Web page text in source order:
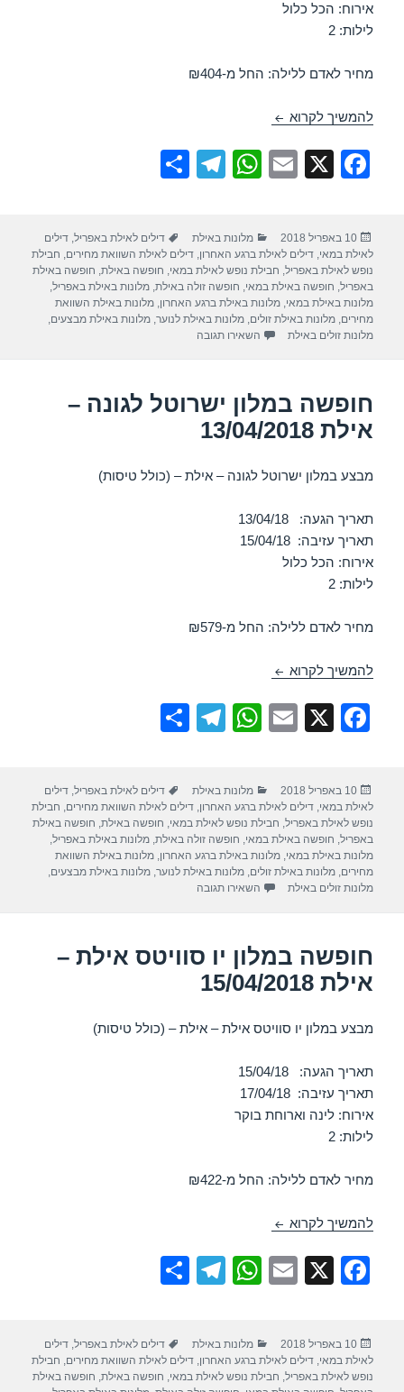
אירוח: הכל כלול
לילות: 2
מחיר לאדם ללילה: החל מ-₪404
להמשיך לקרוא חופשה במלון לאונרדו קלאב – אילת 15/04/2018
F
e
b
o
o
X
E
W
s
A
p
p
T
gr
a
m
e
פורסם
בתאריך
10 באפריל 2018 קטגוריות
מלונות באילת תגיות
דילים לאילת באפריל,דילים
לאילת במאי,דילים לאילת ברגע האחרון,דילים לאילת השוואת מחירים, חבילת
נופש לאילת באפריל, חבילת נופש לאילת במאי, חופשה באילת, חופשה באילת
באפריל, חופשה באילת במאי, חופשה זולה באילת,מלונות באילת באפריל,
מלונות באילת במאי,מלונות באילת ברגע האחרון,מלונות באילת השוואת
מחירים,מלונות באילת זולים,מלונות באילת לנוער,מלונות באילת מבצעים,
מלונות זולים באילת
השאירו תגובה
חופשה במלון ישרוטל לגונה –
אילת 13/04/2018
מבצע במלון ישרוטל לגונה – אילת – (כולל טיסות)
תאריך הגעה: 13/04/18
תאריך עזיבה: 15/04/18
אירוח: הכל כלול
לילות: 2
מחיר לאדם ללילה: החל מ-₪579
להמשיך לקרוא חופשה במלון ישרוטל לגונה – אילת 13/04/2018
F
e
b
o
o
X
E
W
s
A
p
p
T
gr
a
m
e
פורסם
בתאריך
10 באפריל 2018 קטגוריות
מלונות באילת תגיות
דילים לאילת באפריל,דילים
לאילת במאי,דילים לאילת ברגע האחרון,דילים לאילת השוואת מחירים, חבילת
נופש לאילת באפריל, חבילת נופש לאילת במאי, חופשה באילת, חופשה באילת
באפריל, חופשה באילת במאי, חופשה זולה באילת,מלונות באילת באפריל,
מלונות באילת במאי,מלונות באילת ברגע האחרון,מלונות באילת השוואת
מחירים,מלונות באילת זולים,מלונות באילת לנוער,מלונות באילת מבצעים,
מלונות זולים באילת
השאירו תגובה
חופשה במלון יו סוויטס אילת –
אילת 15/04/2018
מבצע במלון יו סוויטס אילת – אילת – (כולל טיסות)
תאריך הגעה: 15/04/18
תאריך עזיבה: 17/04/18
אירוח: לינה וארוחת בוקר
לילות: 2
מחיר לאדם ללילה: החל מ-₪422
להמשיך לקרוא חופשה במלון יו סוויטס אילת – אילת 15/04/2018
F
e
X
E
W
s
T
gr
e
פורסם
בתאריך
10 באפריל 2018 קטגוריות
מלונות באילת תגיות
דילים לאילת באפריל ,דילים
לאילת במאי ,דילים לאילת ברגע האחרון ,דילים לאילת השוואת מחירים חבילת
נופש לאילת באפריל חבילת נופש לאילת במאי חופשה באילת חופשה באילת